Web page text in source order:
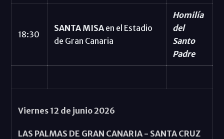
18:30
SANTA MISAen el Estadio
de Gran Canaria
Homilía
del
Santo
Padre
Viernes 12 de junio 2026
LAS PALMAS DE GRAN CANARIA - SANTA CRUZ